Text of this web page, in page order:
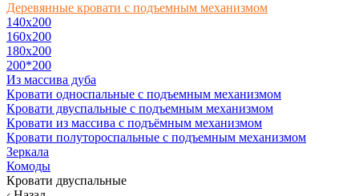
Деревянные кровати с подъемным механизмом
140x200
160х200
180х200
200*200
Из массива дуба
Кровати односпальные с подъемным механизмом
Кровати двуспальные с подъемным механизмом
Кровати из массива с подъёмным механизмом
Кровати полутороспальные с подъемным механизмом
Зеркала
Комоды
Кровати двуспальные